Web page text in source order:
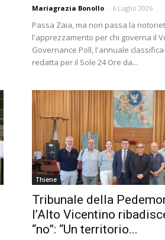
Mariagrazia Bonollo - 6 Luglio 2026
Passa Zaia, ma non passa la
l'apprezzamento per chi governa il
Governance Poll, l'annuale
redatta per il Sole 24 Ore da...
Thiene
Tribunale della
l’Alto Vicentino
“no”: “Un territorio...